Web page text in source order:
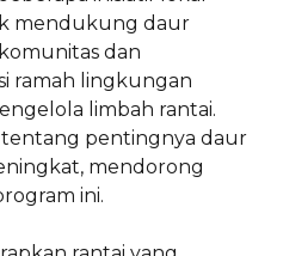
mendukung daur
dan
ramah lingkungan
limbah rantai.
tentang pentingnya daur
mendorong
ini.